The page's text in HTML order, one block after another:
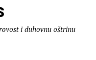
i duhovnu oštrinu